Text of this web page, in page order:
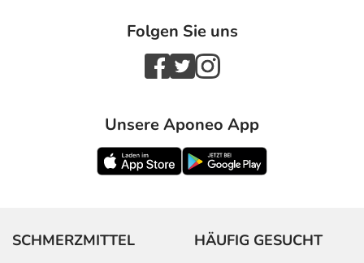
Folgen Sie uns
Unsere Aponeo App
SCHMERZMITTEL HÄUFIG GESUCHT